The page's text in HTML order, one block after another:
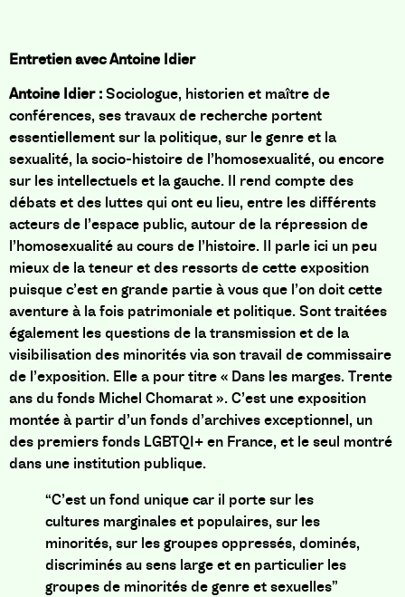
Entretien avec Antoine Idier
Antoine Idier:Sociologue, historien et maître de
conférences, sestravaux de recherche portent
essentiellement sur la politique, sur le genre et la
sexualité, la socio-histoire de l’homosexualité, ou encore
sur les intellectuels et la gauche. Il rend compte des
débats et des luttes qui ont eu lieu, entre les différents
acteurs de l’espace public, autour de la répression de
l’homosexualité au cours de l’histoire. Il parle ici un peu
mieux de la teneur et des ressorts de cette exposition
puisque c’est en grande partie à vous que l’on doit cette
aventure à la fois patrimoniale et politique. Sont traitées
également les questions de la transmission et de la
visibilisation des minorités via son travail de commissaire
de l’exposition. Elle a pour titre « Dans les marges. Trente
ans du fonds Michel Chomarat ». C’est une exposition
montée à partir d’un fonds d’archives exceptionnel, un
des premiers fonds LGBTQI+ en France, et le seul montré
dans une institution publique.
“C’est un fond unique car il porte sur les
cultures marginales et populaires, sur les
minorités, sur les groupes oppressés, dominés,
discriminés au sens large et en particulier les
groupes de minorités de genre et sexuelles”